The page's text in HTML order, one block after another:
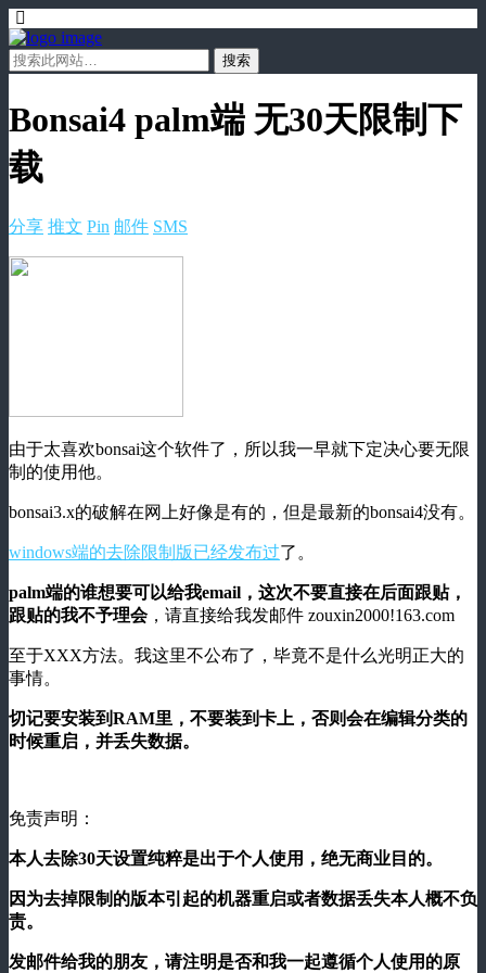
Bonsai4 palm端 无30天限制下
载
分享 推文 Pin 邮件 SMS
由于太喜欢bonsai这个软件了，所以我一早就下定决心要无限
制的使用他。
bonsai3.x的破解在网上好像是有的，但是最新的bonsai4没有。
windows端的去除限制版已经发布过了。
palm端的谁想要可以给我email，这次不要直接在后面跟贴，
跟贴的我不予理会，请直接给我发邮件 zouxin2000!163.com
至于XXX方法。我这里不公布了，毕竟不是什么光明正大的
事情。
切记要安装到RAM里，不要装到卡上，否则会在编辑分类的
时候重启，并丢失数据。
免责声明：
本人去除30天设置纯粹是出于个人使用，绝无商业目的。
因为去掉限制的版本引起的机器重启或者数据丢失本人概不负
责。
发邮件给我的朋友，请注明是否和我一起遵循个人使用的原